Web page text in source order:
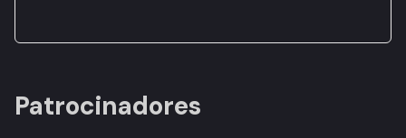
Patrocinadores